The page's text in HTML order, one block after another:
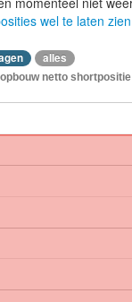
wel te laten zien
alles
netto